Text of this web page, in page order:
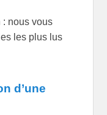
: nous vous
les plus lus
d’une